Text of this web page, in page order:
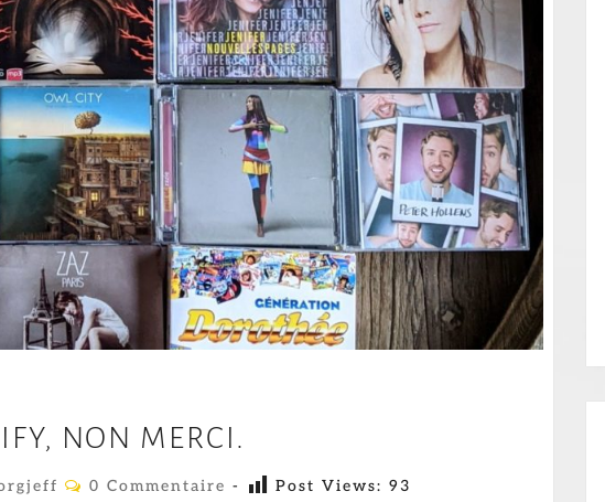
P
O
NON MERCI.
C
0 Commentaire - Post Views: 93